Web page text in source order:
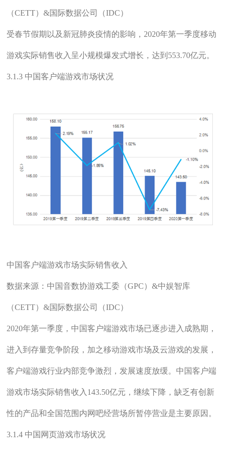
（CETT）&国际数据公司（IDC）
受春节假期以及新冠肺炎疫情的影响，2020年第一季度移动
游戏实际销售收入呈小规模爆发式增长，达到553.70亿元。
3.1.3 中国客户端游戏市场状况
中国客户端游戏市场实际销售收入
数据来源：中国音数协游戏工委（GPC）&中娱智库
（CETT）&国际数据公司（IDC）
2020年第一季度，中国客户端游戏市场已逐步进入成熟期，
进入到存量竞争阶段，加之移动游戏市场及云游戏的发展，
客户端游戏行业内部竞争激烈，发展速度放缓。中国客户端
游戏市场实际销售收入143.50亿元，继续下降，缺乏有创新
性的产品和全国范围内网吧经营场所暂停营业是主要原因。
3.1.4 中国网页游戏市场状况